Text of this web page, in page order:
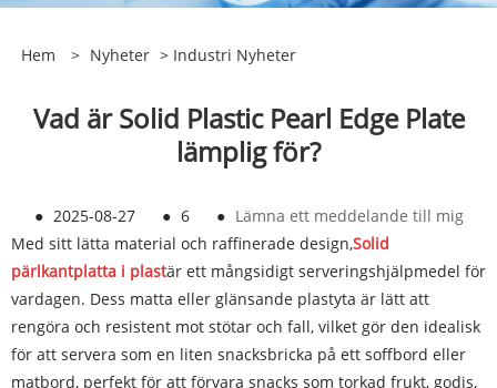
Hem > Nyheter > Industri Nyheter
Vad är Solid Plastic Pearl Edge Plate
lämplig för?
● 2025-08-27 ● 6 ● Lämna ett meddelande till mig
Med sitt lätta material och raffinerade design,Solid
pärlkantplatta i plastär ett mångsidigt serveringshjälpmedel för
vardagen. Dess matta eller glänsande plastyta är lätt att
rengöra och resistent mot stötar och fall, vilket gör den idealisk
för att servera som en liten snacksbricka på ett soffbord eller
matbord, perfekt för att förvara snacks som torkad frukt, godis,